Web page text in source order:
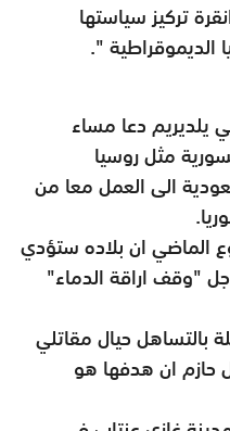
تركيز سياستها
الديموقراطية ".
يلديريم دعا مساء
مثل روسيا
الى العمل معا من
الماضي ان بلاده ستؤدي
"وقف اراقة الدماء"
بالتساهل حيال مقاتلي
حازم ان هدفها هو